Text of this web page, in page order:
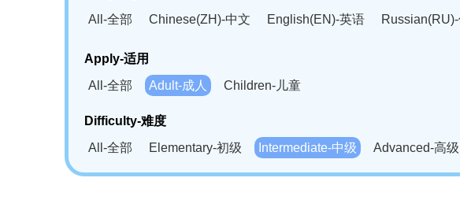
All-全部
Chinese(ZH)-中文 English(EN)-英语
Bahasa Melayu(MS)-马来语
Swahili(SW)-斯瓦西里语
Kampuchea(KH)-柬埔寨语
Apply-适用
All-全部
Adult-成人 Children-儿童
Difficulty-难度
All-全部
Elementary-初级 Intermediate-中级 Advanced-高级